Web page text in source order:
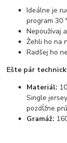
Ideálne je
program 30
Nepoužívaj
Žehli ho na
Radšej ho
Ešte pár
Materiál:
Single
pozdĺžne
Gramáž: